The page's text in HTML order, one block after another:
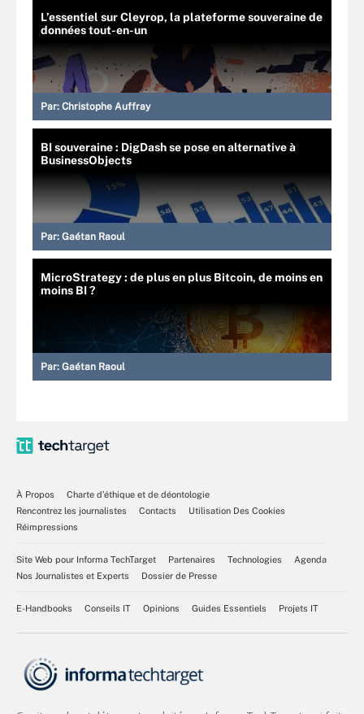
L’essentiel sur Cleyrop, la plateforme souveraine de
données tout-en-un
Par: Christophe Auffray
BI souveraine : DigDash se pose en alternative à
BusinessObjects
Par: Gaétan Raoul
MicroStrategy : de plus en plus Bitcoin, de moins en
moins BI ?
Par: Gaétan Raoul
À Propos
Charte d’éthique et de déontologie
Rencontrez les journalistes
Contacts
Utilisation Des Cookies
Réimpressions
Site Web pour Informa TechTarget Partenaires Technologies
Agenda
Nos Journalistes et Experts
Dossier de Presse
E-Handbooks Conseils IT Opinions Guides Essentiels Projets IT